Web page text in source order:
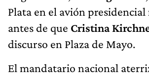
Plata en el avión
antes de que Cristina
discurso en Plaza de Mayo.
El mandatario nacional